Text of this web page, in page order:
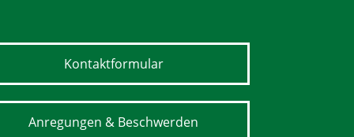
Kontaktformular
Anregungen & Beschwerden